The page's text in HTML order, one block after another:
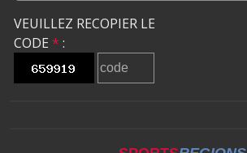
VEUILLEZ RECOPIER LE
CODE * :